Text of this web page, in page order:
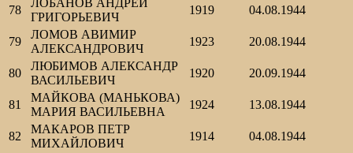
78
ЛОБАНОВ АНДРЕЙ
ГРИГОРЬЕВИЧ
1919 04.08.1944
79
ЛОМОВ АВИМИР
АЛЕКСАНДРОВИЧ
1923 20.08.1944
80
ЛЮБИМОВ АЛЕКСАНДР
ВАСИЛЬЕВИЧ
1920 20.09.1944
81
МАЙКОВА (МАНЬКОВА)
МАРИЯ ВАСИЛЬЕВНА
1924 13.08.1944
82
МАКАРОВ ПЕТР
МИХАЙЛОВИЧ
1914 04.08.1944